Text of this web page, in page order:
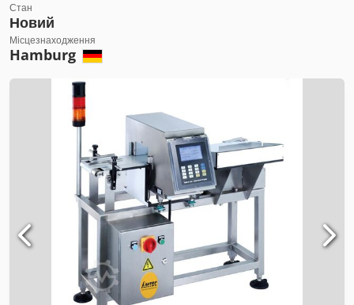
Стан
Новий
Місцезнаходження
Hamburg